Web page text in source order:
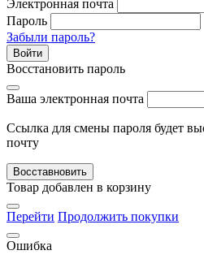
Электронная почта
Пароль
Забыли пароль?
Войти
Восстановить пароль
Ваша электронная почта
Ссылка для смены пароля будет
почту
Восставновить
Товар добавлен в корзину
Перейти Продолжить покупки
Ошибка